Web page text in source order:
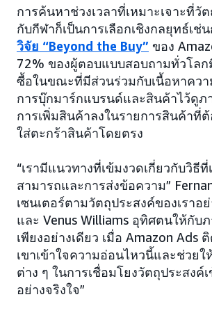
การค้นหาช่วงเวลาที่เหมาะเจาะที่วั
กับกีฬาก็เป็นการเลือกเชิงกลยุทธ์เช่
วิจัย “Beyond the Buy” ของ
72% ของผู้ตอบแบบสอบถามทั่วโล
ซื้อในขณะที่มีส่วนร่วมกับเนื้อหาควา
การบุ๊กมาร์กแบรนด์และสินค้าไว้ดูภ
การเพิ่มสินค้าลงในรายการสินค้าที่
ใส่ตะกร้าสินค้าโดยตรง
“เรามีแนวทางที่เข้มงวดเกี่ยวกับวิธีที่
สามารถและการส่งข้อความ”
เซนเตอร์ตามวัตถุประสงค์ของเราอ
และ Venus Williams อุทิศตนให้กับภ
เพียงอย่างเดียว เมื่อ Amazon Ads
เขาเข้าใจความอ่อนไหวนี้และช่วยใ
ต่าง ๆ ในการเชื่อมโยงวัตถุประสงค์
อย่างจริงใจ”